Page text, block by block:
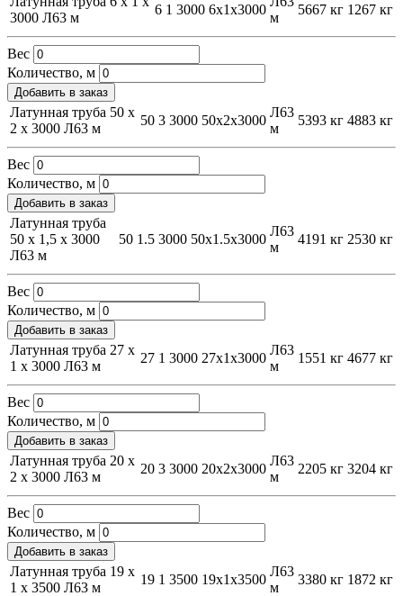
3000 Л63 м
6 1 3000 6х1х3000
м
5667 кг 1267 кг
Вес
Количество, м
Добавить в заказ
Латунная труба 50 х
2 х 3000 Л63 м
50 3 3000 50х2х3000
Л63
м
5393 кг 4883 кг
Вес
Количество, м
Добавить в заказ
Латунная труба
50 х 1,5 х 3000
Л63 м
50 1.5 3000 50х1.5х3000
Л63
м
4191 кг 2530 кг
Вес
Количество, м
Добавить в заказ
Латунная труба 27 х
1 х 3000 Л63 м
27 1 3000 27х1х3000
Л63
м
1551 кг 4677 кг
Вес
Количество, м
Добавить в заказ
Латунная труба 20 х
2 х 3000 Л63 м
20 3 3000 20х2х3000
Л63
м
2205 кг 3204 кг
Вес
Количество, м
Добавить в заказ
Латунная труба 19 х
1 х 3500 Л63 м
19 1 3500 19х1х3500
Л63
м
3380 кг 1872 кг